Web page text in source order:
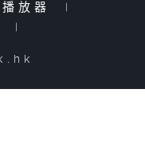
放器
|
|